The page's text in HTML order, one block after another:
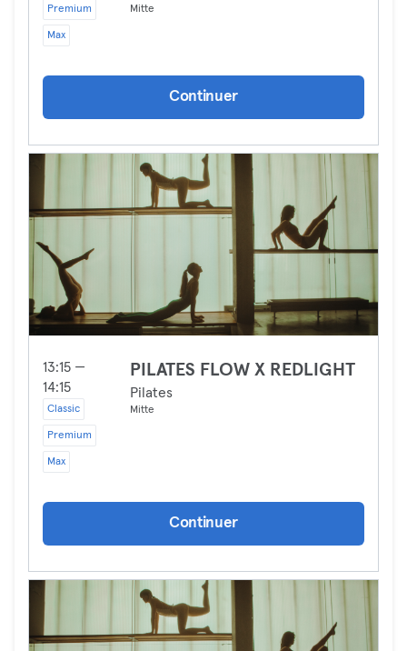
Premium
Max
Mitte
Continuer
13:15 —
14:15
Classic
Premium
Max
PILATES FLOW X REDLIGHT
Pilates
Mitte
Continuer